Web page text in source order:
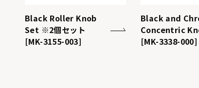
Black Roller Knob
Set ※2個セット
[MK-3155-003]
Black and
Concentric
[MK-3338-000]